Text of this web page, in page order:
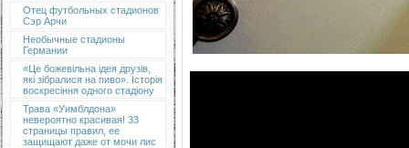
Отец футбольных стадионов
Сэр Арчи
Необычные стадионы
Германии
«Це божевільна ідея друзів,
які зібралися на пиво». Історія
воскресіння одного стадіону
Трава «Уимблдона»
невероятно красивая! 33
страницы правил, ее
защищают даже от мочи лис